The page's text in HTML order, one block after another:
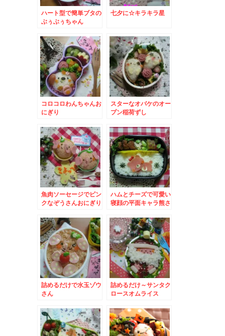
ハート型で簡単ブタの
ぶぅぶぅちゃん
七夕に☆キラキラ星
コロコロわんちゃんお
にぎり
スターなオバケのオー
プン稲荷ずし
魚肉ソーセージでピン
クなぞうさんおにぎり
ハムとチーズで可愛い
寝顔の平面キャラ熊さ
詰めるだけで水玉ゾウ
さん
詰めるだけ～サンタク
ロースオムライス